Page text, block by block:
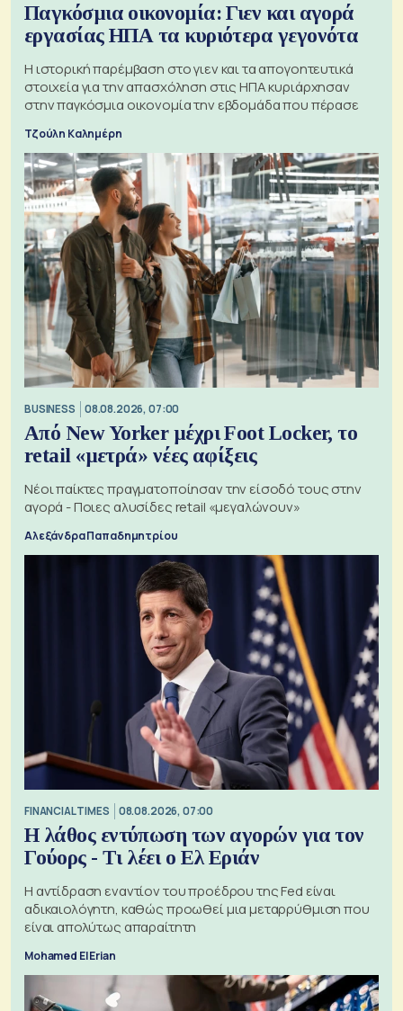
Παγκόσμια οικονομία: Γιεν και αγορά
εργασίας ΗΠΑ τα κυριότερα γεγονότα
Η ιστορική παρέμβαση στο γιεν και τα απογοητευτικά
στοιχεία για την απασχόληση στις ΗΠΑ κυριάρχησαν
στην παγκόσμια οικονομία την εβδομάδα που πέρασε
Τζούλη Καλημέρη
BUSINESS 08.08.2026, 07:00
Από New Yorker μέχρι Foot Locker, το
retail «μετρά» νέες αφίξεις
Νέοι παίκτες πραγματοποίησαν την είσοδό τους στην
αγορά - Ποιες αλυσίδες retail «μεγαλώνουν»
Αλεξάνδρα Παπαδημητρίου
FINANCIAL TIMES 08.08.2026, 07:00
Η λάθος εντύπωση των αγορών για τον
Γούορς - Τι λέει ο Ελ Εριάν
Η αντίδραση εναντίον του προέδρου της Fed είναι
αδικαιολόγητη, καθώς προωθεί μια μεταρρύθμιση που
είναι απολύτως απαραίτητη
Mohamed El Erian